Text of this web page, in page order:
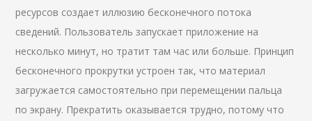
ресурсов создает иллюзию бесконечного потока
сведений. Пользователь запускает приложение на
несколько минут, но тратит там час или больше. Принцип
бесконечного прокрутки устроен так, что материал
загружается самостоятельно при перемещении пальца
по экрану. Прекратить оказывается трудно, потому что